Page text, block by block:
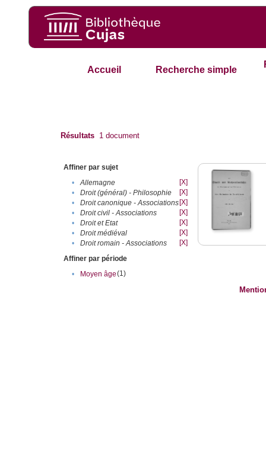
Accueil Recherche simple
Résultats 1 document
Affiner par sujet
•
Allemagne
[X]
•
Droit (général) - Philosophie
[X]
•
Droit canonique - Associations[X]
•
Droit civil - Associations
[X]
•
Droit et Etat
[X]
•
Droit médiéval
[X]
•
Droit romain - Associations
[X]
Affiner par période
•
Moyen âge(1)